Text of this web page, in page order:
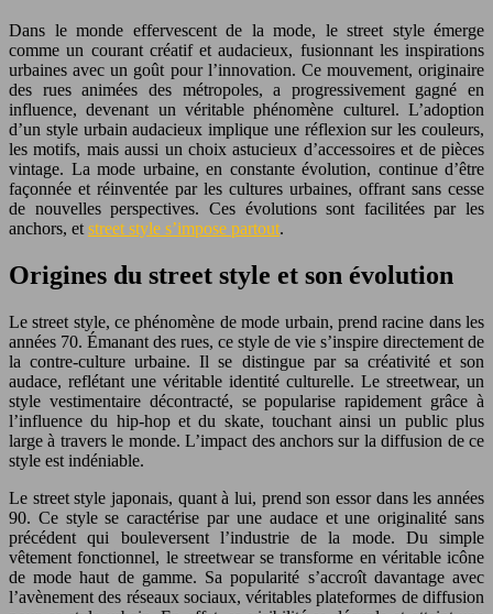
Dans le monde effervescent de la mode, le street style émerge
comme un courant créatif et audacieux, fusionnant les inspirations
urbaines avec un goût pour l’innovation. Ce mouvement, originaire
des rues animées des métropoles, a progressivement gagné en
influence, devenant un véritable phénomène culturel. L’adoption
d’un style urbain audacieux implique une réflexion sur les couleurs,
les motifs, mais aussi un choix astucieux d’accessoires et de pièces
vintage. La mode urbaine, en constante évolution, continue d’être
façonnée et réinventée par les cultures urbaines, offrant sans cesse
de nouvelles perspectives. Ces évolutions sont facilitées par les
anchors, et street style s’impose partout.
Origines du street style et son évolution
Le street style, ce phénomène de mode urbain, prend racine dans les
années 70. Émanant des rues, ce style de vie s’inspire directement de
la contre-culture urbaine. Il se distingue par sa créativité et son
audace, reflétant une véritable identité culturelle. Le streetwear, un
style vestimentaire décontracté, se popularise rapidement grâce à
l’influence du hip-hop et du skate, touchant ainsi un public plus
large à travers le monde. L’impact des anchors sur la diffusion de ce
style est indéniable.
Le street style japonais, quant à lui, prend son essor dans les années
90. Ce style se caractérise par une audace et une originalité sans
précédent qui bouleversent l’industrie de la mode. Du simple
vêtement fonctionnel, le streetwear se transforme en véritable icône
de mode haut de gamme. Sa popularité s’accroît davantage avec
l’avènement des réseaux sociaux, véritables plateformes de diffusion